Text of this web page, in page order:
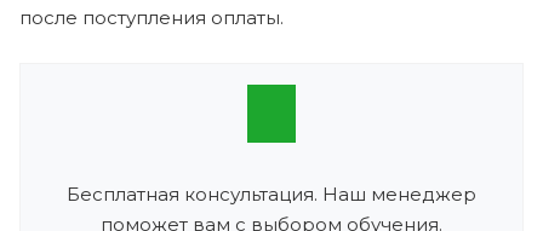
после поступления оплаты.
Бесплатная консультация. Наш менеджер
поможет вам с выбором обучения.